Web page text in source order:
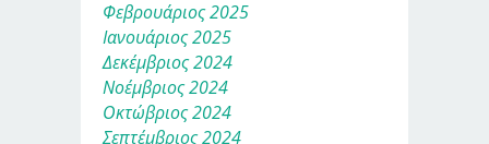
Φεβρουάριος 2025
Ιανουάριος 2025
Δεκέμβριος 2024
Νοέμβριος 2024
Οκτώβριος 2024
Σεπτέμβριος 2024